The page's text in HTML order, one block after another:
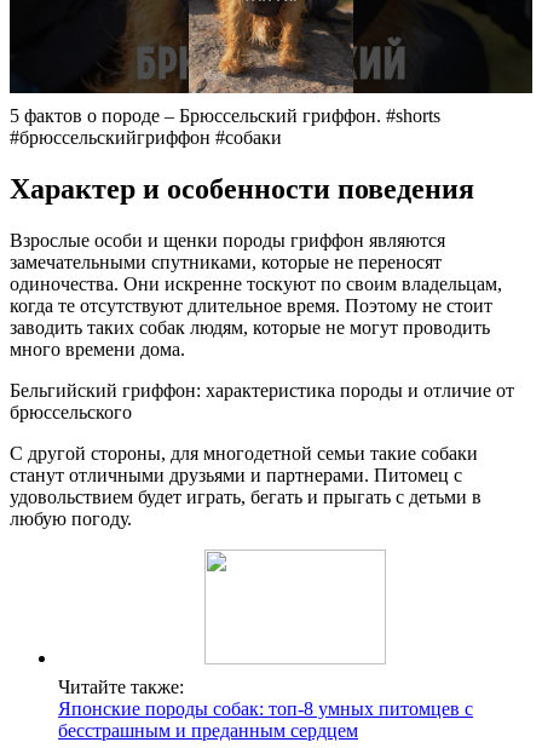
5 фактов о породе – Брюссельский гриффон. #shorts
#брюссельскийгриффон #собаки
Характер и особенности поведения
Взрослые особи и щенки породы гриффон являются
замечательными спутниками, которые не переносят
одиночества. Они искренне тоскуют по своим владельцам,
когда те отсутствуют длительное время. Поэтому не стоит
заводить таких собак людям, которые не могут проводить
много времени дома.
Бельгийский гриффон: характеристика породы и отличие от
брюссельского
С другой стороны, для многодетной семьи такие собаки
станут отличными друзьями и партнерами. Питомец с
удовольствием будет играть, бегать и прыгать с детьми в
любую погоду.
Читайте также:
Японские породы собак: топ-8 умных питомцев с
бесстрашным и преданным сердцем